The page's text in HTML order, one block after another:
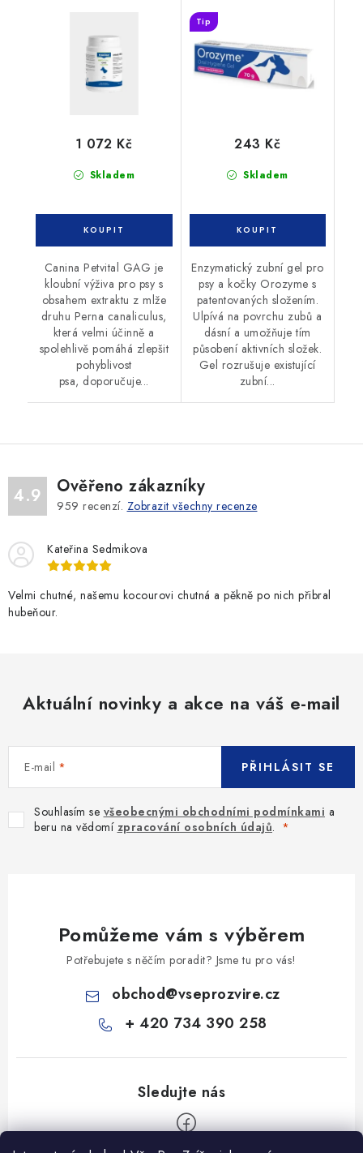
Skladem
1 072 Kč
Canina Petvital GAG je
kloubní výživa pro psy s
obsahem extraktu z mlže
druhu Perna canaliculus,
která velmi účinně a
spolehlivě pomáhá zlepšit
pohyblivost
psa, doporučuje...
Tip
Skladem
243 Kč
Enzymatický zubní gel pro
psy a kočky Orozyme s
patentovaných složením.
Ulpívá na povrchu zubů a
dásní a umožňuje tím
působení aktivních složek.
Gel rozrušuje existující
zubní...
4.9 Ověřeno zákazníky
959 recenzí. Zobrazit všechny recenze
Kateřina Sedmikova
Velmi chutné, našemu kocourovi chutná a pěkně po nich přibral
hubeňour.
Aktuální novinky a akce na váš e-mail
E-mail
Souhlasím se všeobecnými obchodními podmínkami a
beru na vědomí zpracování osobních údajů.
PŘIHLÁSIT SE
Pomůžeme vám s výběrem
Potřebujete s něčím poradit? Jsme tu pro vás!
obchod@vseprozvire.cz
+ 420 734 390 258